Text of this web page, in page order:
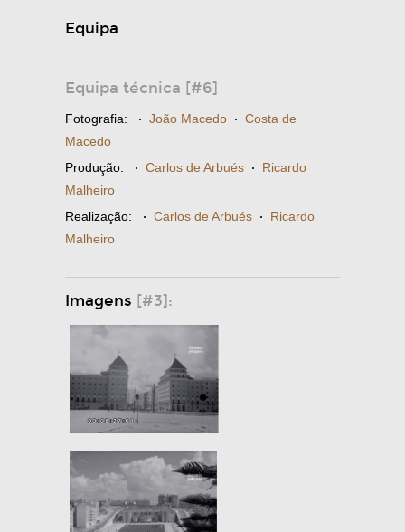
Equipa
Equipa técnica [#6]
Fotografia: · João Macedo · Costa de
Macedo
Produção: · Carlos de Arbués · Ricardo
Malheiro
Realização: · Carlos de Arbués · Ricardo
Malheiro
Imagens [#3]: